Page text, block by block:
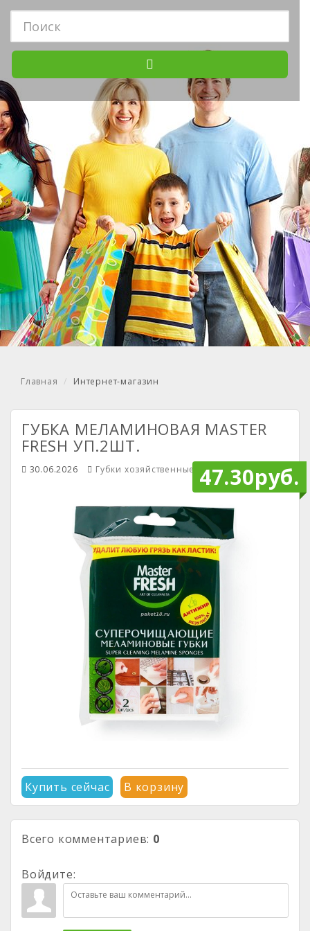
Главная Интернет-магазин
47.30руб.
ГУБКА МЕЛАМИНОВАЯ MASTER
FRESH УП.2ШТ.
30.06.2026 Губки хозяйственные Mendiley
Купить сейчас В корзину
Всего комментариев: 0
Войдите: